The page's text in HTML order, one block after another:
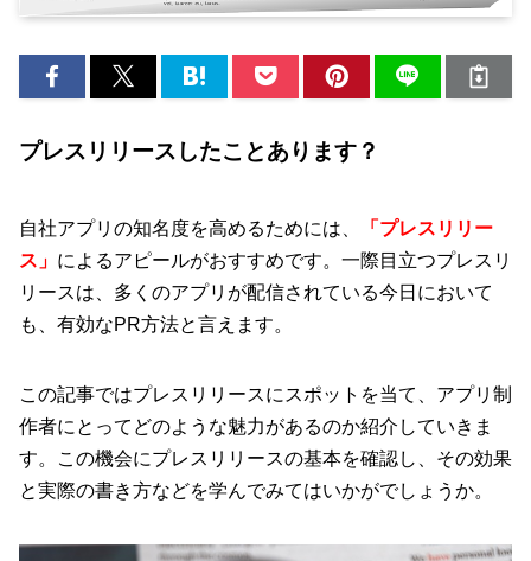
プレスリリースしたことあります？
自社アプリの知名度を高めるためには、
「プレスリリー
ス」 によるアピールがおすすめです。一際目立つプレスリ
リースは、多くのアプリが配信されている今日において
も、有効なPR方法と言えます。
この記事ではプレスリリースにスポットを当て、アプリ制
作者にとってどのような魅力があるのか紹介していきま
す。この機会にプレスリリースの基本を確認し、その効果
と実際の書き方などを学んでみてはいかがでしょうか。